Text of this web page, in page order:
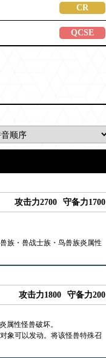
CR
QCSE
攻击力2700 守备力1700
族・兽战士族・鸟兽族炎属性
攻击力1800 守备力200
属性怪兽破坏。
象可以发动。将该怪兽特殊召